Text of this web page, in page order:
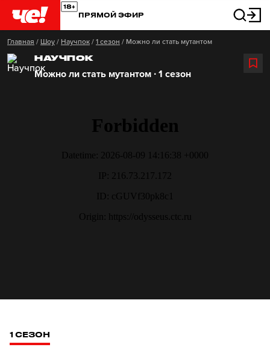
ПРЯМОЙ ЭФИР
Главная / Шоу / Научпок / 1 сезон / Можно ли стать мутантом
НАУЧПОК
Можно ли стать мутантом ∙ 1 сезон
1 СЕЗОН